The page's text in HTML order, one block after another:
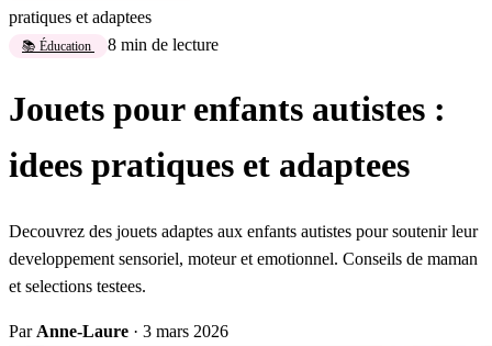
pratiques et adaptees
📚 Éducation 8 min de lecture
Jouets pour enfants autistes :
idees pratiques et adaptees
Decouvrez des jouets adaptes aux enfants autistes pour soutenir leur
developpement sensoriel, moteur et emotionnel. Conseils de maman
et selections testees.
Par Anne-Laure · 3 mars 2026